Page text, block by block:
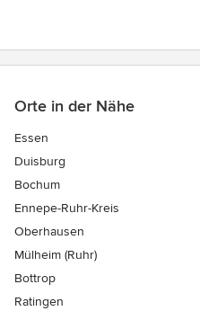
Orte in der Nähe
Essen
Duisburg
Bochum
Ennepe-Ruhr-Kreis
Oberhausen
Mülheim (Ruhr)
Bottrop
Ratingen